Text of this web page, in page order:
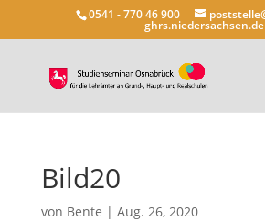
0541 - 770 46 900
ghrs.niedersachsen.de
Bild20
von Bente | Aug. 26, 2020